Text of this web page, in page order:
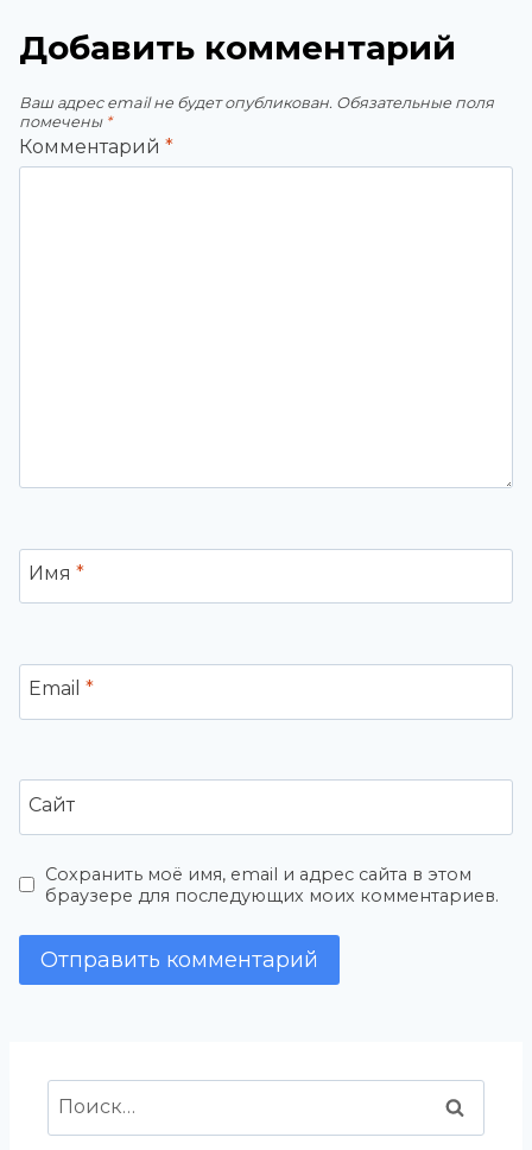
Добавить комментарий
Ваш адрес email не будет опубликован. Обязательные поля
помечены *
Комментарий *
Имя *
Email *
Сайт
Сохранить моё имя, email и адрес сайта в этом
браузере для последующих моих комментариев.
Найти: